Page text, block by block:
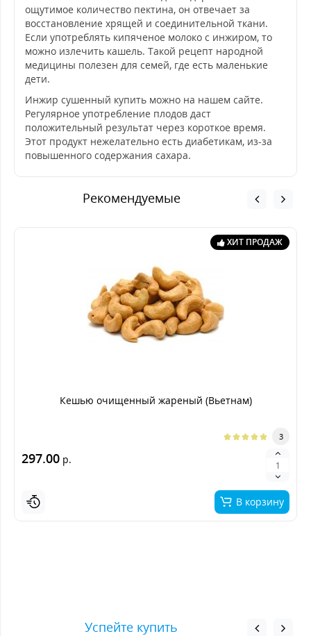
ощутимое количество пектина, он отвечает за
восстановление хрящей и соединительной ткани.
Если употреблять кипяченое молоко с инжиром, то
можно излечить кашель. Такой рецепт народной
медицины полезен для семей, где есть маленькие
дети.
Инжир сушенный купить можно на нашем сайте.
Регулярное употребление плодов даст
положительный результат через короткое время.
Этот продукт нежелательно есть диабетикам, из-за
повышенного содержания сахара.
Рекомендуемые
ХИТ ПРОДАЖ
Кешью очищенный жареный (Вьетнам)
3
297.00 р.
В корзину
Успейте купить